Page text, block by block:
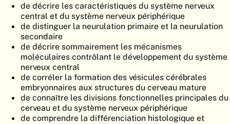
EMBRYOGÉNÈSE
ATLASEMBRYOLOGY
RECHERCHER
AIDE
de décrire les caractéristiques du système nerveux
central et du système nerveux périphérique
de distinguer la neurulation primaire et la neurulation
secondaire
de décrire sommairement les mécanismes
moléculaires contrôlant le développement du système
nerveux central
de corréler la formation des vésicules cérébrales
embryonnaires aux structures du cerveau mature
de connaître les divisions fonctionnelles principales du
cerveau et du système nerveux périphérique
de comprendre la différenciation histologique et